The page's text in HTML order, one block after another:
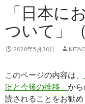
「日本に
ついて」
2020年5月30日
このページの内容は、
況と今後の推移」 か
読されることをお勧め